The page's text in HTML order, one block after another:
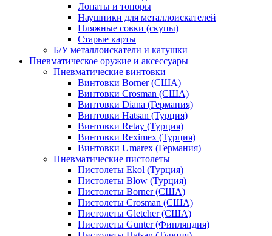
Лопаты и топоры
Наушники для металлоискателей
Пляжные совки (скупы)
Старые карты
Б/У металлоискатели и катушки
Пневматическое оружие и аксессуары
Пневматические винтовки
Винтовки Borner (США)
Винтовки Crosman (США)
Винтовки Diana (Германия)
Винтовки Hatsan (Турция)
Винтовки Retay (Турция)
Винтовки Reximex (Турция)
Винтовки Umarex (Германия)
Пневматические пистолеты
Пистолеты Ekol (Турция)
Пистолеты Blow (Турция)
Пистолеты Borner (США)
Пистолеты Crosman (США)
Пистолеты Gletcher (США)
Пистолеты Gunter (Финляндия)